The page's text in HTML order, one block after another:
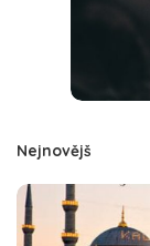
Nejnovějš